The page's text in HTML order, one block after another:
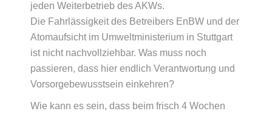
jeden Weiterbetrieb des AKWs.
Die Fahrlässigkeit des Betreibers EnBW und der
Atomaufsicht im Umweltministerium in Stuttgart
ist nicht nachvollziehbar. Was muss noch
passieren, dass hier endlich Verantwortung und
Vorsorgebewusstsein einkehren?
Wie kann es sein, dass beim frisch 4 Wochen